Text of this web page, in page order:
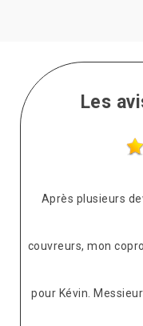
Les
Après plusieurs
couvreurs, mon
pour Kévin.